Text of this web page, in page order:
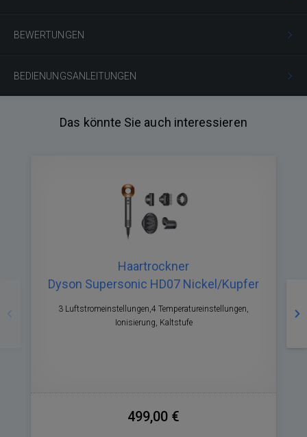
BEWERTUNGEN
BEDIENUNGSANLEITUNGEN
Das könnte Sie auch interessieren
Haartrockner
Dyson Supersonic HD07 Nickel/Kupfer
3 Luftstromeinstellungen,4 Temperatureinstellungen,
Ionisierung, Kaltstufe
499,00 €